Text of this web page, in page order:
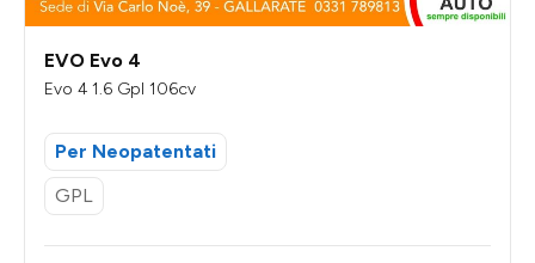
EVO Evo 4
Evo 4 1.6 Gpl 106cv
Per Neopatentati
GPL